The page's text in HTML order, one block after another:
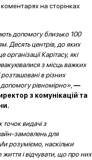
на сторінках
допомогу близько 100
Десять центрів, до яких
Карітасу, які
з місць важких
розташовані в різних
рівномірно» —
з комунікацій та
видачі з
замовлень для
розуміємо, наскільки
і відчувати, що про них